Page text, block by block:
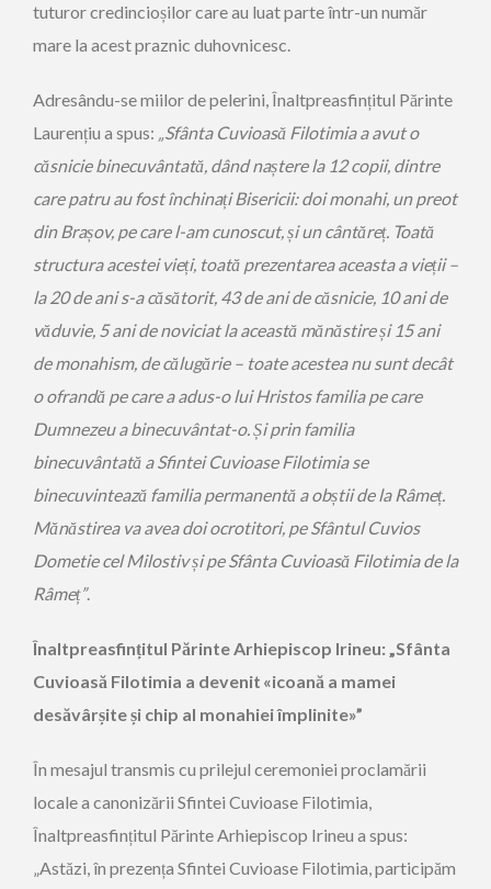
tuturor credincioșilor care au luat parte într-un număr
mare la acest praznic duhovnicesc.
Adresându-se miilor de pelerini, Înaltpreasfințitul Părinte
Laurențiu a spus: „Sfânta Cuvioasă Filotimia a avut o
căsnicie binecuvântată, dând naștere la 12 copii, dintre
care patru au fost închinați Bisericii: doi monahi, un preot
din Brașov, pe care l-am cunoscut, și un cântăreț. Toată
structura acestei vieți, toată prezentarea aceasta a vieții –
la 20 de ani s-a căsătorit, 43 de ani de căsnicie, 10 ani de
văduvie, 5 ani de noviciat la această mănăstire și 15 ani
de monahism, de călugărie – toate acestea nu sunt decât
o ofrandă pe care a adus-o lui Hristos familia pe care
Dumnezeu a binecuvântat-o. Și prin familia
binecuvântată a Sfintei Cuvioase Filotimia se
binecuvintează familia permanentă a obștii de la Râmeț.
Mănăstirea va avea doi ocrotitori, pe Sfântul Cuvios
Dometie cel Milostiv și pe Sfânta Cuvioasă Filotimia de la
Râmeț”.
Înaltpreasfințitul Părinte Arhiepiscop Irineu: „Sfânta
Cuvioasă Filotimia a devenit «icoană a mamei
desăvârșite și chip al monahiei împlinite»”
În mesajul transmis cu prilejul ceremoniei proclamării
locale a canonizării Sfintei Cuvioase Filotimia,
Înaltpreasfințitul Părinte Arhiepiscop Irineu a spus:
„Astăzi, în prezența Sfintei Cuvioase Filotimia, participăm